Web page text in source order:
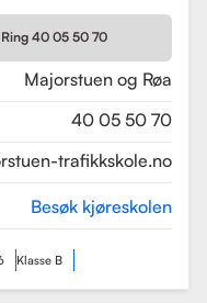
raskt blitt
på
er
fra Nord
noe
og trygg
Ring 40 05 50 70
Majorstuen og Røa
40 05 50 70
trafikkskole.no
Besøk kjøreskolen
Klasse B